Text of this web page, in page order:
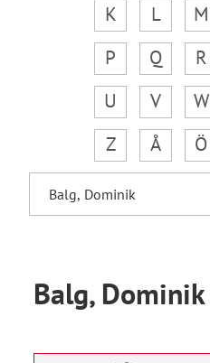
K
L M
P
Q R
U
V W
Z
Å Ö
Balg, Dominik